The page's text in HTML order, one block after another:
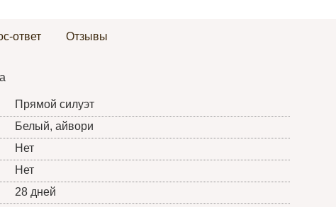
ответ Отзывы
Прямой силуэт
Белый, айвори
Нет
Нет
28 дней